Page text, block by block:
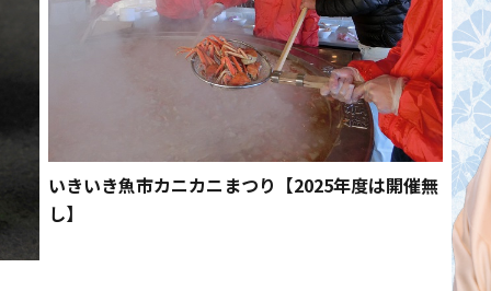
いきいき魚市カニカニまつり【2025年度は開催無
し】